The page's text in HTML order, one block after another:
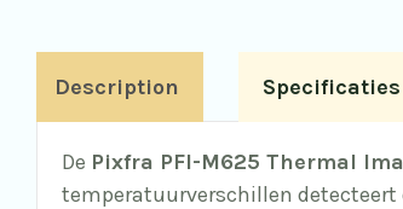
Description Specificaties
De Pixfra PFI-M625 Thermal
temperatuurverschillen detecteert